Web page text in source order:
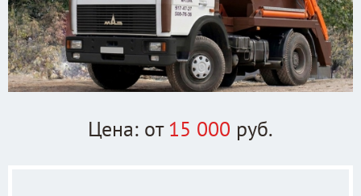
Цена: от 15 000 руб.